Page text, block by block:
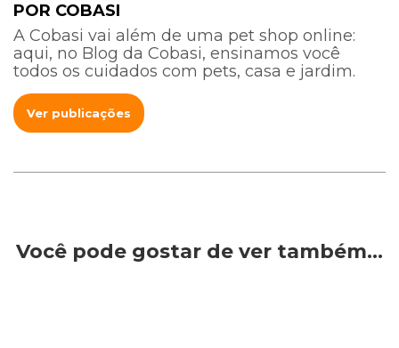
POR COBASI
A Cobasi vai além de uma pet shop online:
aqui, no Blog da Cobasi, ensinamos você
todos os cuidados com pets, casa e jardim.
Ver publicações
Você pode gostar de ver também…